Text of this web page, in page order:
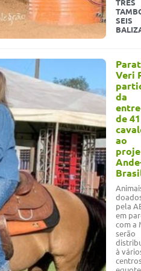
TRÊS
SEIS
Veri
da
de 41
ao
pela
em
com a
serão
à